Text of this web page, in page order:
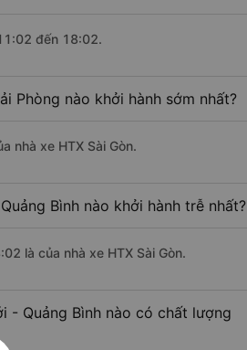
đến 18:02.
Phòng nào khởi hành sớm nhất?
nhà xe HTX Sài Gòn.
Bình nào khởi hành trễ nhất?
là của nhà xe HTX Sài Gòn.
- Quảng Bình nào có chất lượng